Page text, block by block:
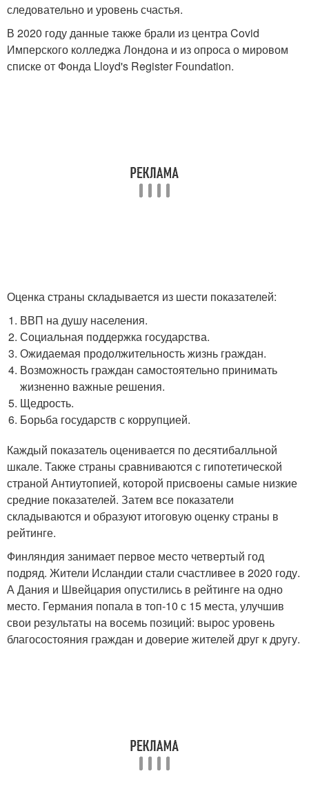
следовательно и уровень счастья.
В 2020 году данные также брали из центра Covid
Имперского колледжа Лондона и из опроса о мировом
списке от Фонда Lloyd's Register Foundation.
Оценка страны складывается из шести показателей:
ВВП на душу населения.
Социальная поддержка государства.
Ожидаемая продолжительность жизнь граждан.
Возможность граждан самостоятельно принимать
жизненно важные решения.
Щедрость.
Борьба государств с коррупцией.
Каждый показатель оценивается по десятибалльной
шкале. Также страны сравниваются с гипотетической
страной Антиутопией, которой присвоены самые низкие
средние показателей. Затем все показатели
складываются и образуют итоговую оценку страны в
рейтинге.
Финляндия занимает первое место четвертый год
подряд. Жители Исландии стали счастливее в 2020 году.
А Дания и Швейцария опустились в рейтинге на одно
место. Германия попала в топ-10 с 15 места, улучшив
свои результаты на восемь позиций: вырос уровень
благосостояния граждан и доверие жителей друг к другу.